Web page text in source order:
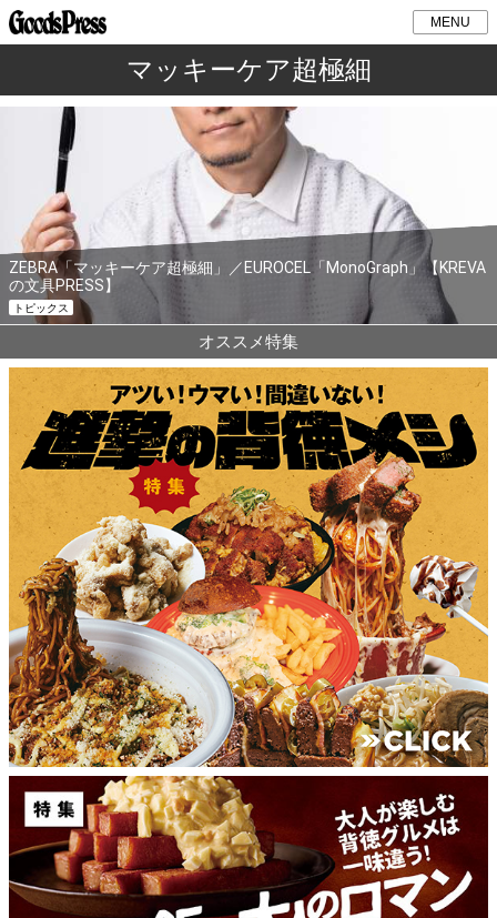
MENU
マッキーケア超極細
ZEBRA「マッキーケア超極細」／EUROCEL「MonoGraph」【KREVA
の文具PRESS】
トピックス
オススメ特集